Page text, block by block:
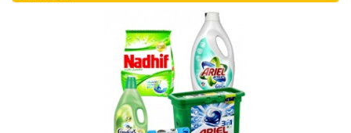
DT